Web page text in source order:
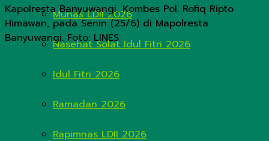
Munas LDII 2026
Nasehat Solat Idul Fitri 2026
Idul Fitri 2026
Ramadan 2026
Rapimnas LDII 2026